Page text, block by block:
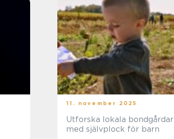
11. november 2025
Utforska lokala bondgårdar
med självplock för barn